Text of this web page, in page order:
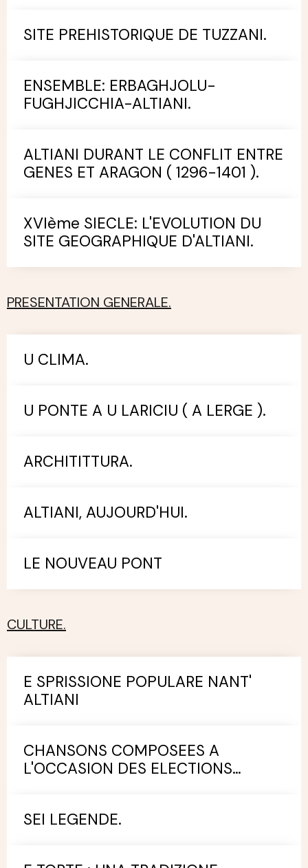
SITE PREHISTORIQUE DE TUZZANI.
ENSEMBLE: ERBAGHJOLU-
FUGHJICCHIA-ALTIANI.
ALTIANI DURANT LE CONFLIT ENTRE
GENES ET ARAGON ( 1296-1401 ).
XVIème SIECLE: L'EVOLUTION DU
SITE GEOGRAPHIQUE D'ALTIANI.
PRESENTATION GENERALE.
U CLIMA.
U PONTE A U LARICIU ( A LERGE ).
ARCHITITTURA.
ALTIANI, AUJOURD'HUI.
LE NOUVEAU PONT
CULTURE.
E SPRISSIONE POPULARE NANT'
ALTIANI
CHANSONS COMPOSEES A
L'OCCASION DES ELECTIONS
SEI LEGENDE.